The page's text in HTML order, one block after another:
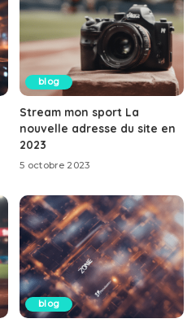
blog
Stream mon sport La
nouvelle adresse du site en
2023
5 octobre 2023
blog